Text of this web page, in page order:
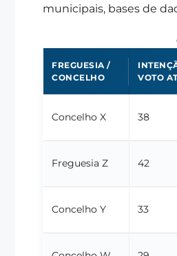
municipais, bases de
FREGUESIA /
CONCELHO
VOTO
Concelho X 38
Freguesia Z 42
Concelho Y 33